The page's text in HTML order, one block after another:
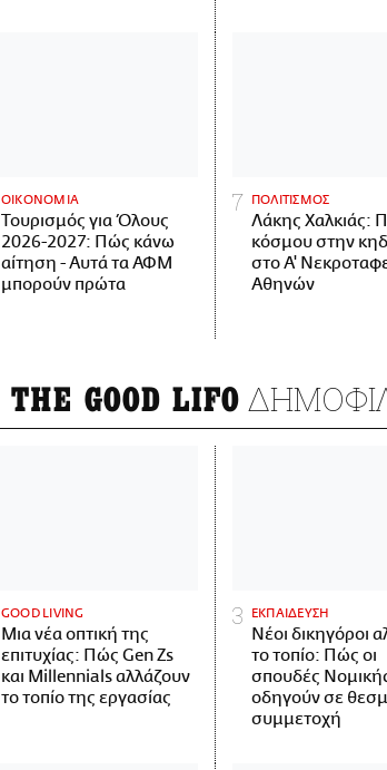
ΟΙΚΟΝΟΜΙΑ
Τουρισμός για Όλους
2026-2027: Πώς κάνω
αίτηση - Αυτά τα ΑΦΜ
μπορούν πρώτα
ΠΟΛΙΤΙΣΜΟΣ
Λάκης Χαλκιάς:
κόσμου στην
στο Α'
Αθηνών
THE GOOD LIFO
GOOD LIVING
Μια νέα οπτική της
επιτυχίας: Πώς Gen Zs
και Millennials αλλάζουν
το τοπίο της εργασίας
ΕΚΠΑΙΔΕΥΣΗ
Νέοι δικηγόροι
το τοπίο: Πώς οι
σπουδές
οδηγούν σε
συμμετοχή